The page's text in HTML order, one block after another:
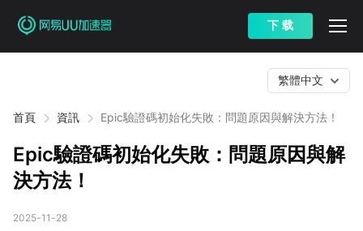
下 载
首頁 資訊 Epic驗證碼初始化失敗：問題原因與解決方法！
繁體中文
Epic驗證碼初始化失敗：問題原因與解
決方法！
2025-11-28